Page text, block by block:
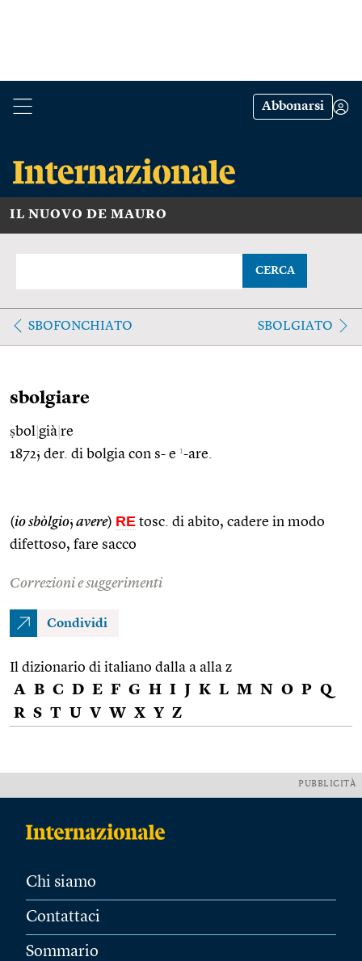
Abbonarsi
IL NUOVO DE MAURO
CERCA
SBOFONCHIATO SBOLGIATO
sbolgiare
ṣbol già re
1872; der. di bolgia con s- e 1-are.
(io sbòlgio; avere) RE tosc. di abito, cadere in modo
difettoso, fare sacco
Correzioni e suggerimenti
Condividi
Il dizionario di italiano dalla a alla z
A B C D E F G H I J K L M N O P Q
R S T U V W X Y Z
PUBBLICITÀ
Chi siamo
Contattaci
Sommario